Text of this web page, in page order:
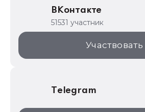
1С:Торговая площадка
ВКонтакте
51531 участник
Участвовать
Telegram